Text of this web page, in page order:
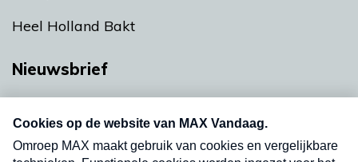
Heel Holland Bakt
Nieuwsbrief
nieuwsbrief. Elke vrijdag- en dinsdagochtend in
uw mailbox.